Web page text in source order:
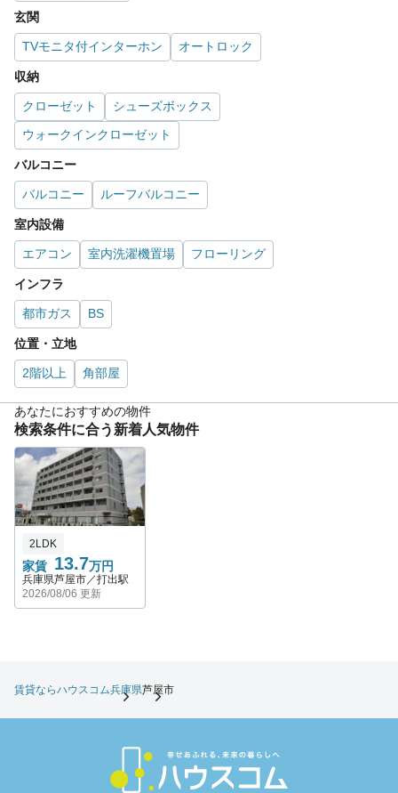
玄関
TVモニタ付インターホン オートロック
収納
クローゼット
シューズボックス
ウォークインクローゼット
バルコニー
バルコニー ルーフバルコニー
室内設備
エアコン 室内洗濯機置場 フローリング
インフラ
都市ガス BS
位置・立地
2階以上 角部屋
あなたにおすすめの物件
検索条件に合う新着人気物件
2LDK
家賃 13.7万円
兵庫県芦屋市／打出駅
2026/08/06 更新
賃貸ならハウスコム兵庫県芦屋市